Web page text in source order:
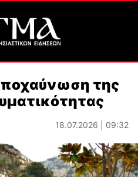
της
18.07.2026 | 09:32